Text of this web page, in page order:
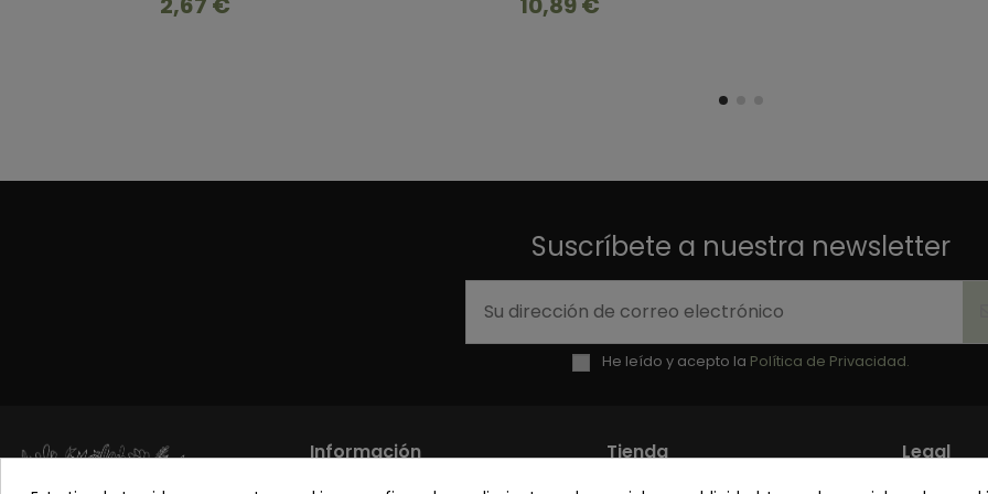
Suscríbete a nuestra newsletter
He leído y acepto la Política de Privacidad.
Información Tienda Legal